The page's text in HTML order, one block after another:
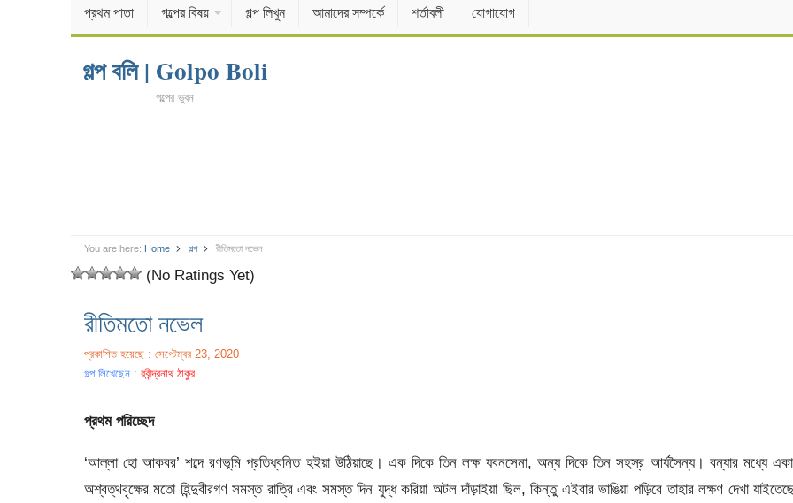
প্রথম পাতা গল্পের বিষয় গল্প লিখুন আমাদের সম্পর্কে শর্তাবলী যোগাযোগ
গল্প বলি | Golpo Boli
গল্পের ভুবন
You are here: Home গল্প রীতিমতাে নভেল
(No Ratings Yet)
রীতিমতাে নভেল
প্রকাশিত হয়েছে : সেপ্টেম্বর 23, 2020
গল্প লিখেছেন : রবীন্দ্রনাথ ঠাকুর
প্রথম পরিচ্ছেদ
‘আল্লা হাে আকবর’ শব্দে রণভূমি প্রতিধ্বনিত হইয়া উঠিয়াছে। এক দিকে তিন লক্ষ যবনসেনা, অন্য দিকে তিন সহস্র আর্যসৈন্য। বন্যার মধ্যে
অশ্বত্থবৃক্ষের মতাে হিন্দুবীরগণ সমস্ত রাত্রি এবং সমস্ত দিন যুদ্ধ করিয়া অটল দাঁড়াইয়া ছিল, কিন্তু এইবার ভাঙিয়া পড়িবে তাহার লক্ষণ দেখা